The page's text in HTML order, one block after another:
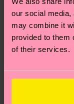
our social media,
may combine it
provided to them
of their services.
am häufigsten